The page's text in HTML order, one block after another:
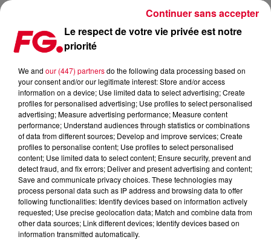
« TOUCHÉ COULÉ » : L’IBOAT FERME DÉFINITIVEMENT SES PORTES
Publié : 13 février 2026 à 17h57 par Jean-Baptiste Blandin
Le respect de votre vie privée est notre
priorité
We and our (447) partnersdo the following data processing based on
your consent and/or our legitimate interest: Store and/or access
information on a device; Use limited data to select advertising; Create
profiles for personalised advertising; Use profiles to select personalised
advertising; Measure advertising performance; Measure content
performance; Understand audiences through statistics or combinations
of data from different sources; Develop and improve services; Create
profiles to personalise content; Use profiles to select personalised
content; Use limited data to select content; Ensure security, prevent and
detect fraud, and fix errors; Deliver and present advertising and content;
Save and communicate privacy choices. These technologies may
process personal data such as IP address and browsing data to offer
following functionalities: Identify devices based on information actively
requested; Use precise geolocation data; Match and combine data from
other data sources; Link different devices; Identify devices based on
information transmitted automatically.
Continuer sans accepter